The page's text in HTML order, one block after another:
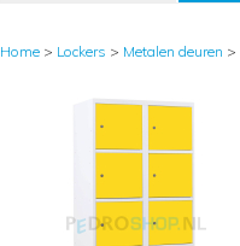
Home > Lockers > Metalen deuren >